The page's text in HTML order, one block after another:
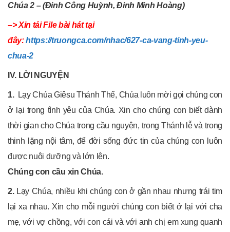
Chúa 2 – (Đinh Công Huỳnh, Đinh Minh Hoàng)
–> Xin tải File bài hát tại
đây: https://truongca.com/nhac/627-ca-vang-tinh-yeu-
chua-2
IV. LỜI NGUYỆN
1. Lạy Chúa Giêsu Thánh Thể, Chúa luôn mời gọi chúng con
ở lại trong tình yêu của Chúa. Xin cho chúng con biết dành
thời gian cho Chúa trong cầu nguyện, trong Thánh lễ và trong
thinh lặng nội tâm, để đời sống đức tin của chúng con luôn
được nuôi dưỡng và lớn lên.
Chúng con cầu xin Chúa.
2. Lạy Chúa, nhiều khi chúng con ở gần nhau nhưng trái tim
lại xa nhau. Xin cho mỗi người chúng con biết ở lại với cha
mẹ, với vợ chồng, với con cái và với anh chị em xung quanh